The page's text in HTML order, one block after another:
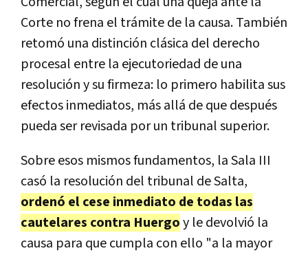
Corte no frena el trámite de la causa. También
retomó una distinción clásica del derecho
procesal entre la ejecutoriedad de una
resolución y su firmeza: lo primero habilita sus
efectos inmediatos, más allá de que después
pueda ser revisada por un tribunal superior.
Sobre esos mismos fundamentos, la Sala III
casó la resolución del tribunal de Salta,
ordenó el cese inmediato de todas las
cautelares contra Huergoy le devolvió la
causa para que cumpla con ello "a la mayor